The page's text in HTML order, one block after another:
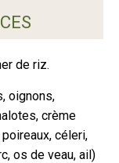
de riz.
oignons,
crème
céleri,
os de veau, ail)